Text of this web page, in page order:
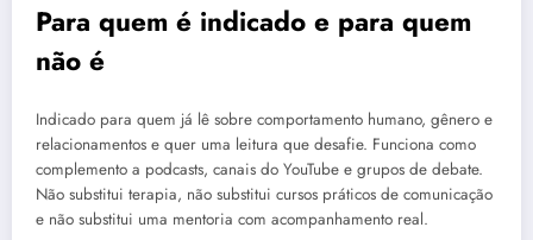
Para quem é indicado e para quem
não é
Indicado para quem já lê sobre comportamento humano, gênero e
relacionamentos e quer uma leitura que desafie. Funciona como
complemento a podcasts, canais do YouTube e grupos de debate.
Não substitui terapia, não substitui cursos práticos de comunicação
e não substitui uma mentoria com acompanhamento real.